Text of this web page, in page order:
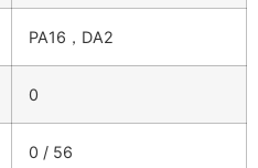
PA16，DA2
0
0 / 56